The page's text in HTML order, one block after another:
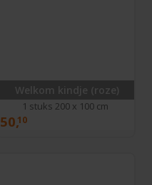
Welkom kindje (roze)
1 stuks 200 x 100 cm
50,10